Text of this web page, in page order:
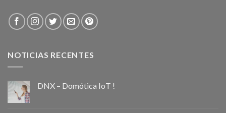
NOTICIAS RECENTES
DNX – Domótica IoT !